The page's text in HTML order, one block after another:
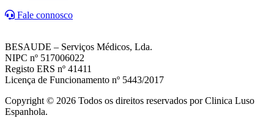
Fale connosco
BESAUDE – Serviços Médicos, Lda.
NIPC nº 517006022
Registo ERS nº 41411
Licença de Funcionamento nº 5443/2017
Copyright © 2026 Todos os direitos reservados por Clinica Luso
Espanhola.